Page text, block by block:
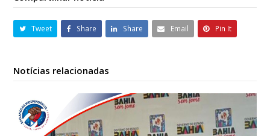
Tweet Share Share Email Pin It
Notícias relacionadas